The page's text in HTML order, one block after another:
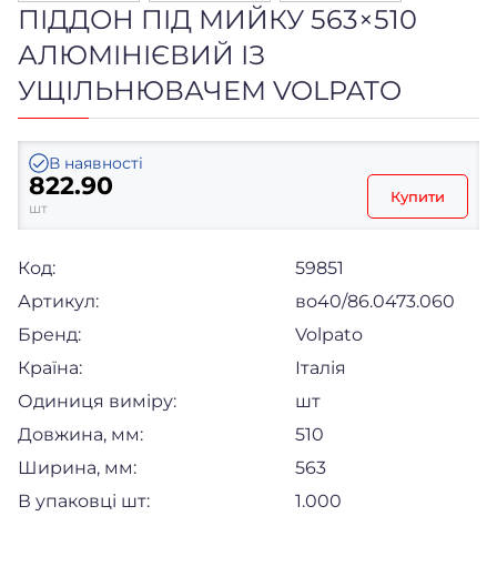
ПІДДОН ПІД МИЙКУ 563×510
АЛЮМІНІЄВИЙ ІЗ
УЩІЛЬНЮВАЧЕМ VOLPATO
В наявності
822.90
шт
Купити
Код:
59851
Артикул:
во40/86.0473.060
Бренд:
Volpato
Країна:
Італія
Одиниця виміру:
шт
Довжина, мм:
510
Ширина, мм:
563
В упаковці шт:
1.000